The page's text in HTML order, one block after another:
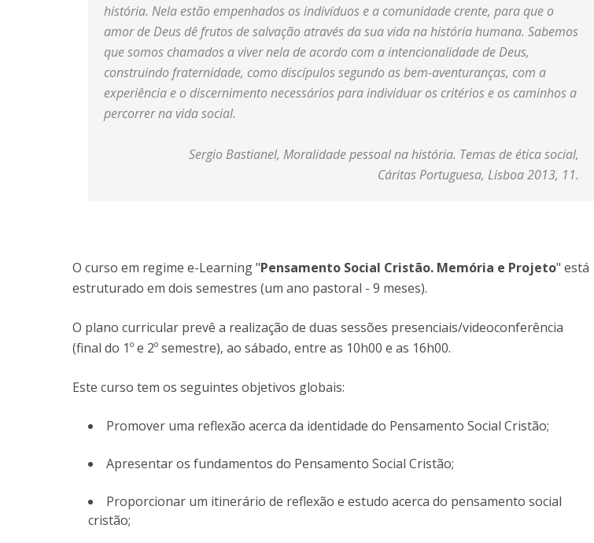
história. Nela estão empenhados os indivíduos e a comunidade crente, para que o
amor de Deus dê frutos de salvação através da sua vida na história humana. Sabemos
que somos chamados a viver nela de acordo com a intencionalidade de Deus,
construindo fraternidade, como discípulos segundo as bem-aventuranças, com a
experiência e o discernimento necessários para individuar os critérios e os caminhos a
percorrer na vida social.
Sergio Bastianel, Moralidade pessoal na história. Temas de ética social,
Cáritas Portuguesa, Lisboa 2013, 11.
O curso em regime e-Learning "Pensamento Social Cristão. Memória e Projeto" está
estruturado em dois semestres (um ano pastoral - 9 meses).
O plano curricular prevê a realização de duas sessões presenciais/videoconferência
(final do 1º e 2º semestre), ao sábado, entre as 10h00 e as 16h00.
Este curso tem os seguintes objetivos globais:
Promover uma reflexão acerca da identidade do Pensamento Social Cristão;
Apresentar os fundamentos do Pensamento Social Cristão;
Proporcionar um itinerário de reflexão e estudo acerca do pensamento social
cristão;